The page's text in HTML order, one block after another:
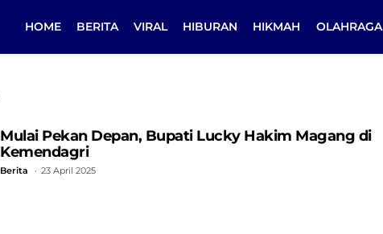
HOME BERITA VIRAL HIBURAN HIKMAH OLAHRAGA
Mulai Pekan Depan, Bupati Lucky Hakim Magang di
Kemendagri
Berita 23 April 2025